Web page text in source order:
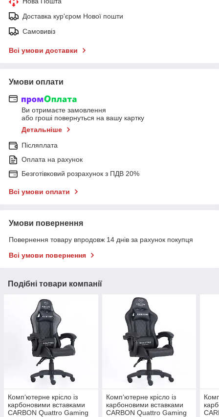
Доставка кур'єром Нової пошти
Самовивіз
Всі умови доставки
Умови оплати
Ви отримаєте замовлення
або гроші повернуться на вашу картку
Детальніше
Післяплата
Оплата на рахунок
Безготівковий розрахунок з ПДВ 20%
Всі умови оплати
Умови повернення
Повернення товару впродовж 14 днів за рахунок покупця
Всі умови повернення
Подібні товари компанії
Комп‘ютерне крісло із
карбоновими вставками
CARBON Quattro Gaming
Комп‘ютерне крісло із
карбоновими вставками
CARBON Quattro Gaming